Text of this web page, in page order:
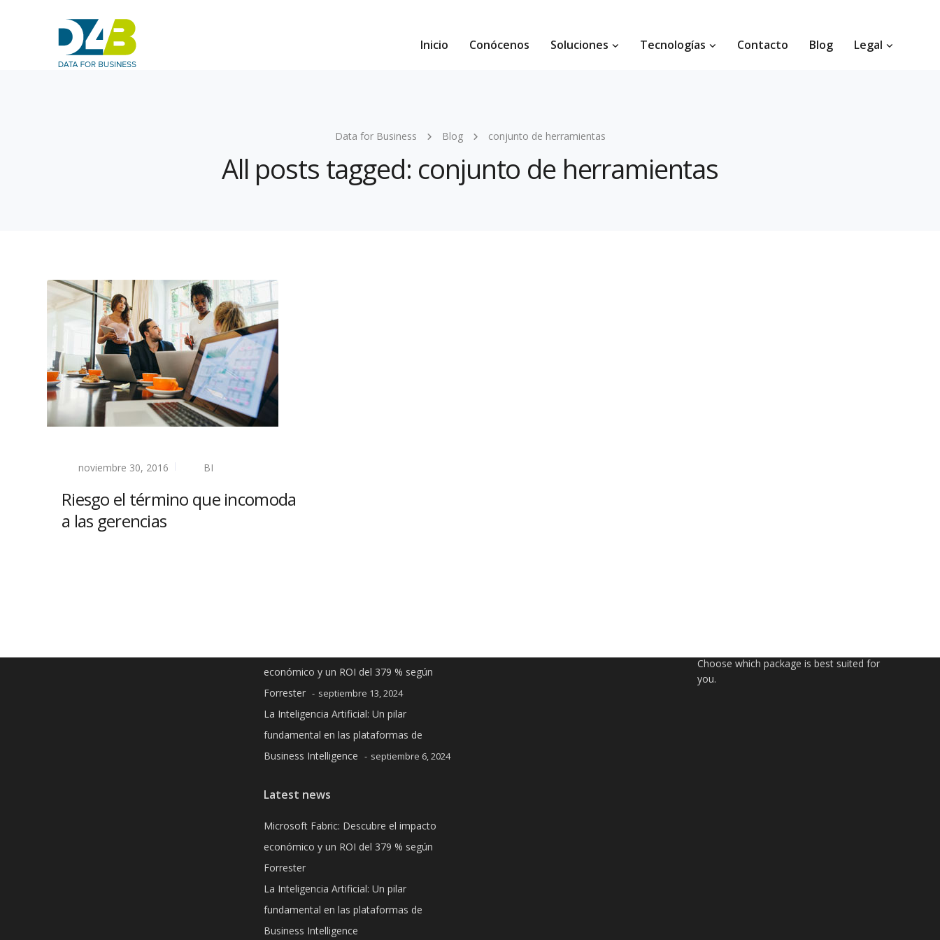
Inicio Conócenos Soluciones Tecnologías Contacto Blog Legal
Data for Business Blog conjunto de herramientas
All posts tagged: conjunto de herramientas
noviembre 30, 2016 BI
Riesgo el término que incomoda
a las gerencias
económico y un ROI del 379 % según
Forrester
septiembre 13, 2024
La Inteligencia Artificial: Un pilar
fundamental en las plataformas de
Business Intelligence
septiembre 6, 2024
Latest news
Microsoft Fabric: Descubre el impacto
económico y un ROI del 379 % según
Forrester
La Inteligencia Artificial: Un pilar
fundamental en las plataformas de
Business Intelligence
Choose which package is best suited for
you.